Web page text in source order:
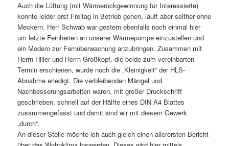
Auch die Lüftung (mit Wärmerückgewinnung für Interessierte)
konnte leider erst Freitag in Betrieb gehen, läuft aber seither ohne
Meckern. Herr Schwab war gestern ebenfalls noch einmal hier
um letzte Feinheiten an unserer Wärmepumpe einzustellen und
ein Modem zur Fernüberwachung anzubringen. Zusammen mit
Herrn Hiller und Herrn Großkopf, die beide zum vereinbarten
Termin erschienen, wurde noch die „Kleinigkeit“ der HLS-
Abnahme erledigt. Die verbleibenden Mängel und
Nachbesserungsarbeiten waren, mit großer Druckschrift
geschrieben, schnell auf der Hälfte eines DIN A4 Blattes
zusammengefasst und damit sind wir mit diesem Gewerk
„durch“.
An dieser Stelle möchte ich auch gleich einen allerersten Bericht